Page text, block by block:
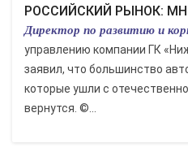
РОССИЙСКИЙ РЫНОК:
Директор по развитию и
управлению компании ГК
заявил, что большинство
которые ушли с
вернутся. ©...